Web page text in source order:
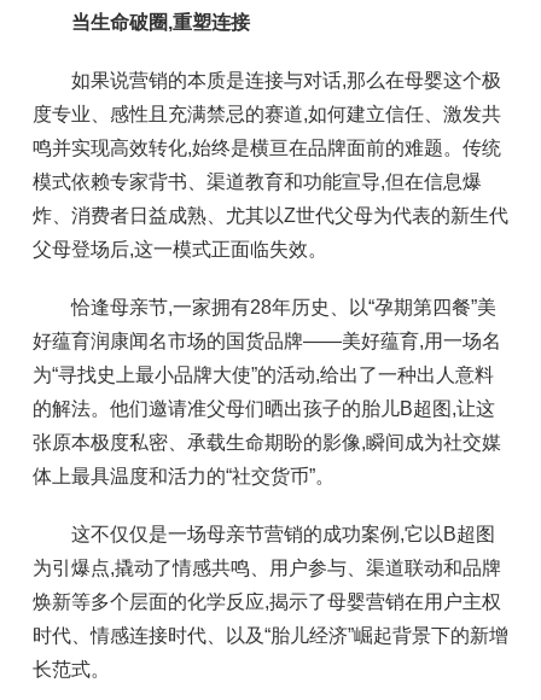
当生命破圈,重塑连接
如果说营销的本质是连接与对话,那么在母婴这个极
度专业、感性且充满禁忌的赛道,如何建立信任、激发共
鸣并实现高效转化,始终是横亘在品牌面前的难题。传统
模式依赖专家背书、渠道教育和功能宣导,但在信息爆
炸、消费者日益成熟、尤其以Z世代父母为代表的新生代
父母登场后,这一模式正面临失效。
恰逢母亲节,一家拥有28年历史、以“孕期第四餐”美
好蕴育润康闻名市场的国货品牌——美好蕴育,用一场名
为“寻找史上最小品牌大使”的活动,给出了一种出人意料
的解法。他们邀请准父母们晒出孩子的胎儿B超图,让这
张原本极度私密、承载生命期盼的影像,瞬间成为社交媒
体上最具温度和活力的“社交货币”。
这不仅仅是一场母亲节营销的成功案例,它以B超图
为引爆点,撬动了情感共鸣、用户参与、渠道联动和品牌
焕新等多个层面的化学反应,揭示了母婴营销在用户主权
时代、情感连接时代、以及“胎儿经济”崛起背景下的新增
长范式。